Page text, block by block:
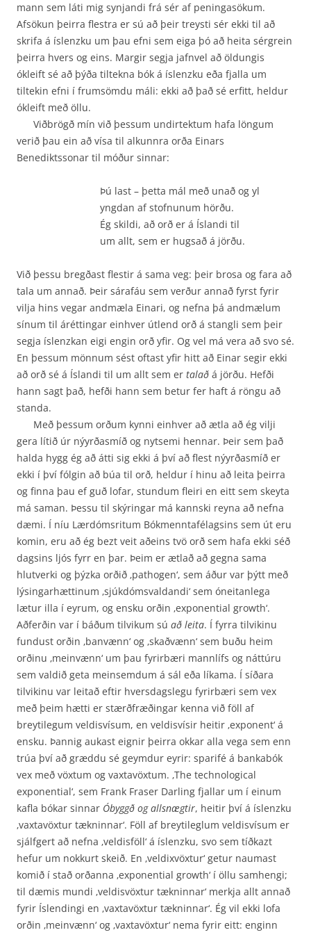
mann sem láti mig synjandi frá sér af peningasökum.
Afsökun þeirra flestra er sú að þeir treysti sér ekki til að
skrifa á íslenzku um þau efni sem eiga þó að heita sérgrein
þeirra hvers og eins. Margir segja jafnvel að öldungis
ókleift sé að þýða tiltekna bók á íslenzku eða fjalla um
tiltekin efni í frumsömdu máli: ekki að það sé erfitt, heldur
ókleift með öllu.
Viðbrögð mín við þessum undirtektum hafa löngum
verið þau ein að vísa til alkunnra orða Einars
Benediktssonar til móður sinnar:
Þú last – þetta mál með unað og yl
yngdan af stofnunum hörðu.
Ég skildi, að orð er á Íslandi til
um allt, sem er hugsað á jörðu.
Við þessu bregðast flestir á sama veg: þeir brosa og fara að
tala um annað. Þeir sárafáu sem verður annað fyrst fyrir
vilja hins vegar andmæla Einari, og nefna þá andmælum
sínum til áréttingar einhver útlend orð á stangli sem þeir
segja íslenzkan eigi engin orð yfir. Og vel má vera að svo sé.
En þessum mönnum sést oftast yfir hitt að Einar segir ekki
að orð sé á Íslandi til um allt sem er talað á jörðu. Hefði
hann sagt það, hefði hann sem betur fer haft á röngu að
standa.
Með þessum orðum kynni einhver að ætla að ég vilji
gera lítið úr nýyrðasmíð og nytsemi hennar. Þeir sem það
halda hygg ég að átti sig ekki á því að flest nýyrðasmíð er
ekki í því fólgin að búa til orð, heldur í hinu að leita þeirra
og finna þau ef guð lofar, stundum fleiri en eitt sem skeyta
má saman. Þessu til skýringar má kannski reyna að nefna
dæmi. Í níu Lærdómsritum Bók­menntafélagsins sem út eru
komin, eru að ég bezt veit aðeins tvö orð sem hafa ekki séð
dagsins ljós fyrr en þar. Þeim er ætlað að gegna sama
hlutverki og þýzka orðið ‚pathogen‘, sem áður var þýtt með
lýsingarhættinum ‚sjúkdómsvaldandi‘ sem óneitanlega
lætur illa í eyrum, og ensku orðin ‚exponential growth‘.
Aðferðin var í báðum tilvikum sú að leita. Í fyrra tilvikinu
fundust orðin ‚banvænn‘ og ‚skaðvænn‘ sem buðu heim
orðinu ‚meinvænn‘ um þau fyrirbæri mannlífs og nátt­úru
sem valdið geta meinsemdum á sál eða líkama. Í síðara
tilvikinu var leitað eftir hvers­dagslegu fyrirbæri sem vex
með þeim hætti er stærðfræðingar kenna við föll af
breytilegum veldisvísum, en veldisvísir heitir ‚exponent‘ á
ensku. Þannig aukast eignir þeirra okkar alla vega sem enn
trúa því að græddu sé geymdur eyrir: sparifé á bankabók
vex með vöxtum og vaxta­vöxtum. ‚The technological
exponential‘, sem Frank Fraser Darling fjallar um í einum
kafla bókar sinnar Óbyggð og allsnægtir, heitir því á íslenzku
‚vaxtavöxtur tækninnar‘. Föll af breytileglum veldisvísum er
sjálfgert að nefna ‚veldisföll‘ á íslenzku, svo sem tíðkazt
hefur um nokkurt skeið. En ‚veldixvöxtur‘ getur naumast
komið í stað orðanna ‚exponential growth‘ í öllu samhengi;
til dæmis mundi ‚veldisvöxtur tækninnar‘ merkja allt annað
fyrir Íslendingi en ‚vaxtavöxtur tækninnar‘. Ég vil ekki lofa
orðin ‚meinvænn‘ og ‚vaxtavöxtur‘ nema fyrir eitt: enginn